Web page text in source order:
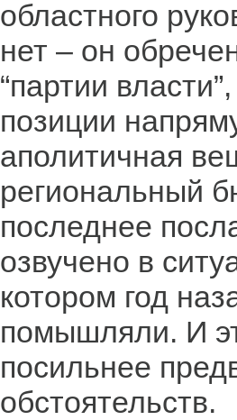
областного
нет – он
“партии
позиции
аполитичная
региональный
последнее
озвучено в
котором год
помышляли. И
посильнее
обстоятельств.